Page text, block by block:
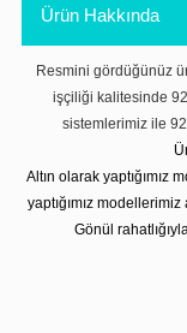
Ürün Hakkında
Resmini gördüğünüz
işçiliği kalitesinde
sistemlerimiz ile
Altın olarak
yaptığımız
Gönül